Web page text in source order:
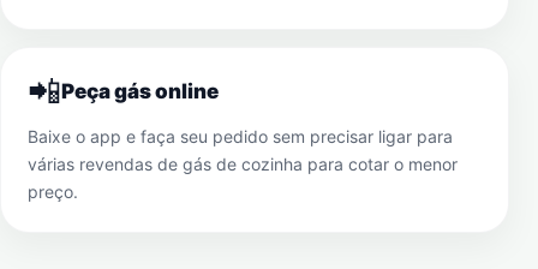
📲Peça gás online
Baixe o app e faça seu pedido sem precisar ligar para
várias revendas de gás de cozinha para cotar o menor
preço.